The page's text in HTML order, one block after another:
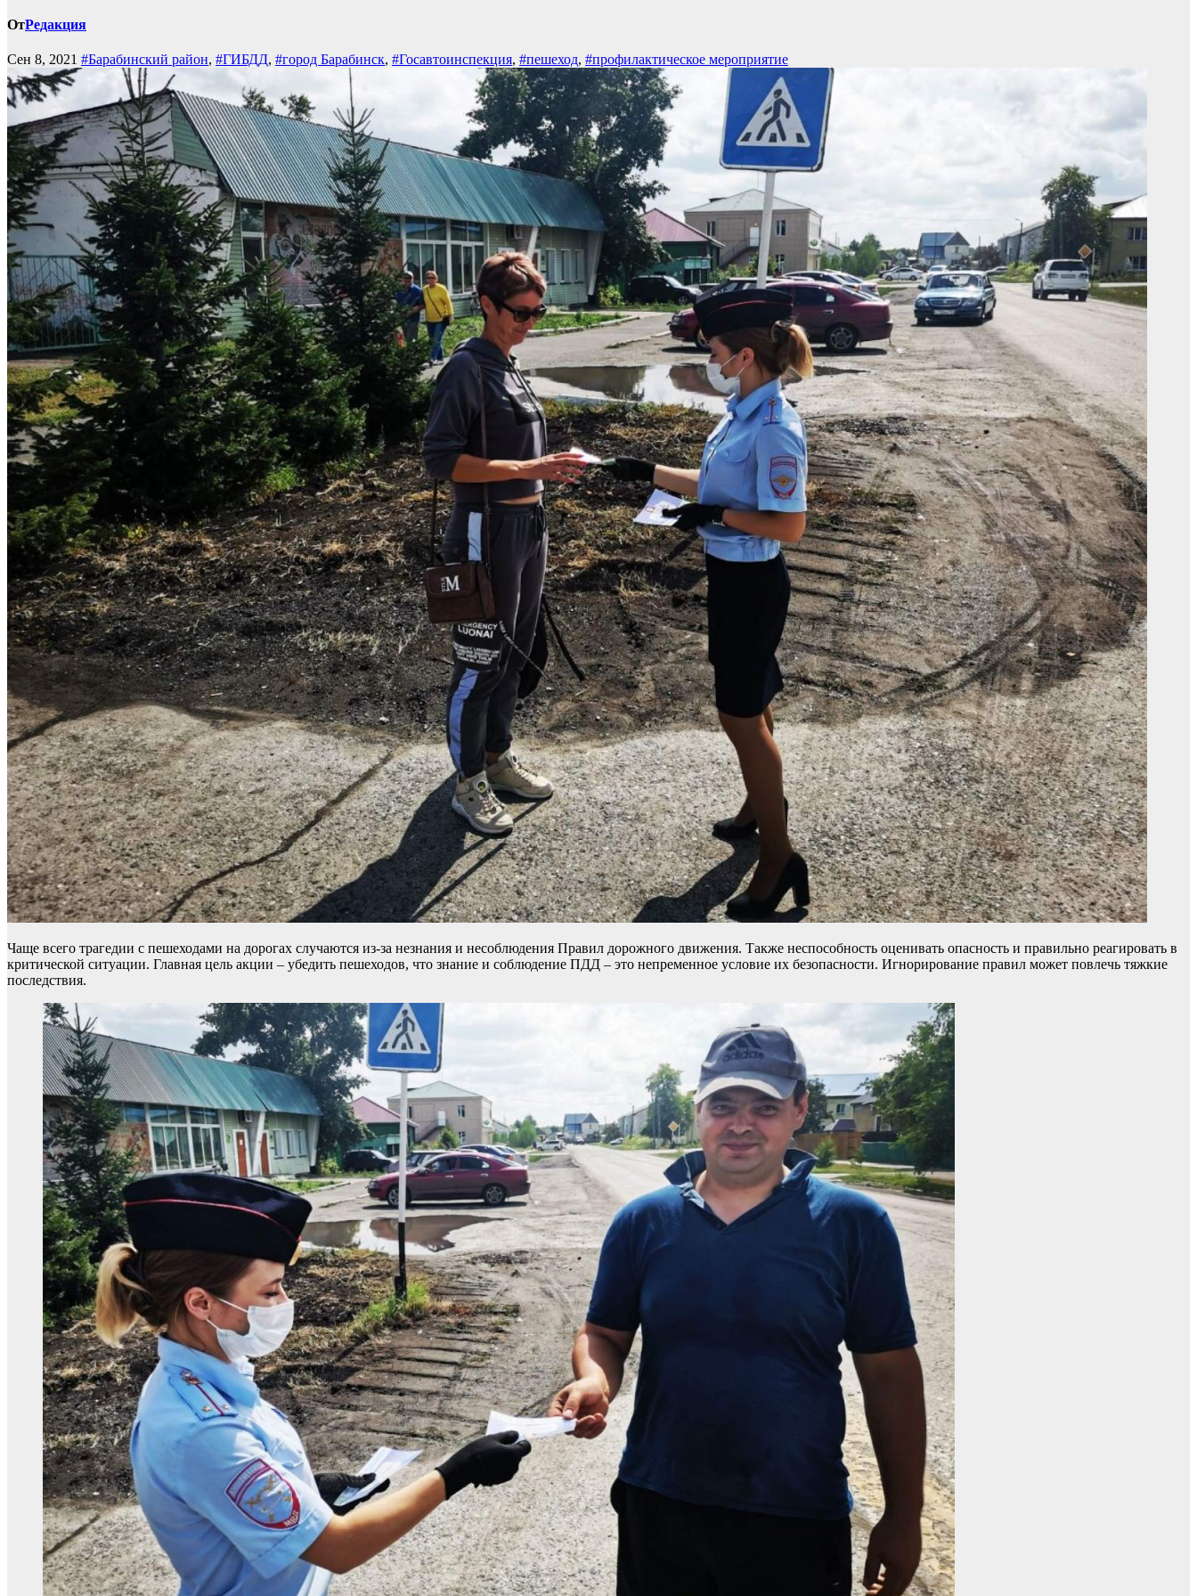
ОтРедакция
Сен 8, 2021 #Барабинский район, #ГИБДД, #город Барабинск, #Госавтоинспекция, #пешеход, #профилактическое мероприятие
Чаще всего трагедии с пешеходами на дорогах случаются из-за незнания и несоблюдения Правил дорожного движения. Также неспособность оценивать опасность и правильно реагировать в
критической ситуации. Главная цель акции – убедить пешеходов, что знание и соблюдение ПДД – это непременное условие их безопасности. Игнорирование правил может повлечь тяжкие
последствия.